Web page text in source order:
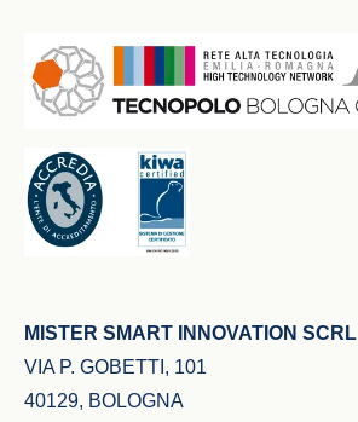
MISTER SMART INNOVATION SCRL
VIA P. GOBETTI, 101
40129, BOLOGNA